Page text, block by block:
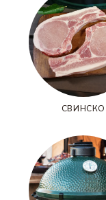
СВИНСКО